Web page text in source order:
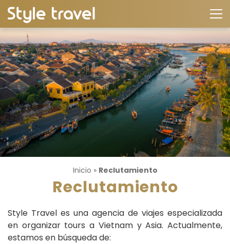
Inicio » Reclutamiento
Reclutamiento
Style Travel es una agencia de viajes especializada
en organizar tours a Vietnam y Asia. Actualmente,
estamos en búsqueda de: